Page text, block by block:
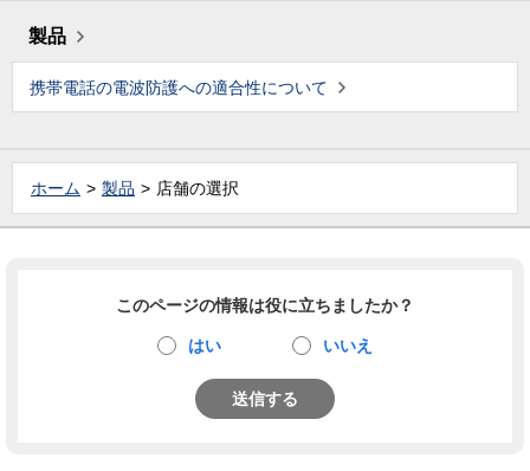
製品
携帯電話の電波防護への適合性について
ホーム 製品 店舗の選択
このページの情報は役に立ちましたか？
はい いいえ
送信する